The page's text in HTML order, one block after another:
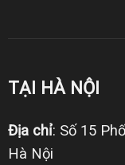
TẠI HÀ NỘI
Địa chỉ: Số 15
Hà Nội